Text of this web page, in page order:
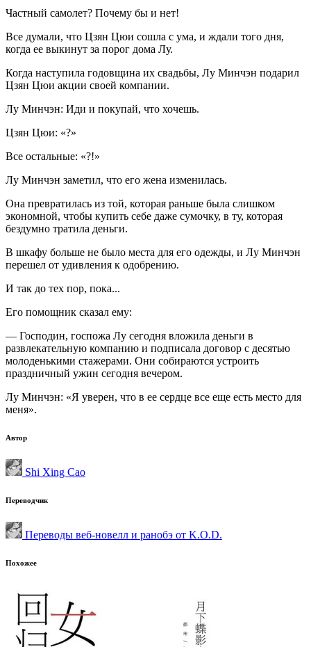
Частный самолет? Почему бы и нет!
Все думали, что Цзян Цюи сошла с ума, и ждали того дня,
когда ее выкинут за порог дома Лу.
Когда наступила годовщина их свадьбы, Лу Минчэн подарил
Цзян Цюи акции своей компании.
Лу Минчэн: Иди и покупай, что хочешь.
Цзян Цюи: «?»
Все остальные: «?!»
Лу Минчэн заметил, что его жена изменилась.
Она превратилась из той, которая раньше была слишком
экономной, чтобы купить себе даже сумочку, в ту, которая
бездумно тратила деньги.
В шкафу больше не было места для его одежды, и Лу Минчэн
перешел от удивления к одобрению.
И так до тех пор, пока...
Его помощник сказал ему:
— Господин, госпожа Лу сегодня вложила деньги в
развлекательную компанию и подписала договор с десятью
молоденькими стажерами. Они собираются устроить
праздничный ужин сегодня вечером.
Лу Минчэн: «Я уверен, что в ее сердце все еще есть место для
меня».
Автор
Shi Xing Cao
Переводчик
Переводы веб-новелл и ранобэ от K.O.D.
Похожее